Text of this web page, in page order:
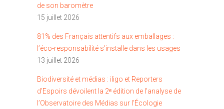
de son baromètre
15 juillet 2026
81% des Français attentifs aux emballages :
l’éco-responsabilité s’installe dans les usages
13 juillet 2026
Biodiversité et médias : iligo et Reporters
d’Espoirs dévoilent la 2ᵉ édition de l’analyse de
l’Observatoire des Médias sur l’Écologie